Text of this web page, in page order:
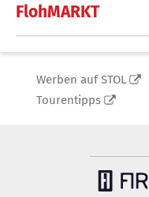
FlohMARKT
Werben auf STOL
Tourentipps